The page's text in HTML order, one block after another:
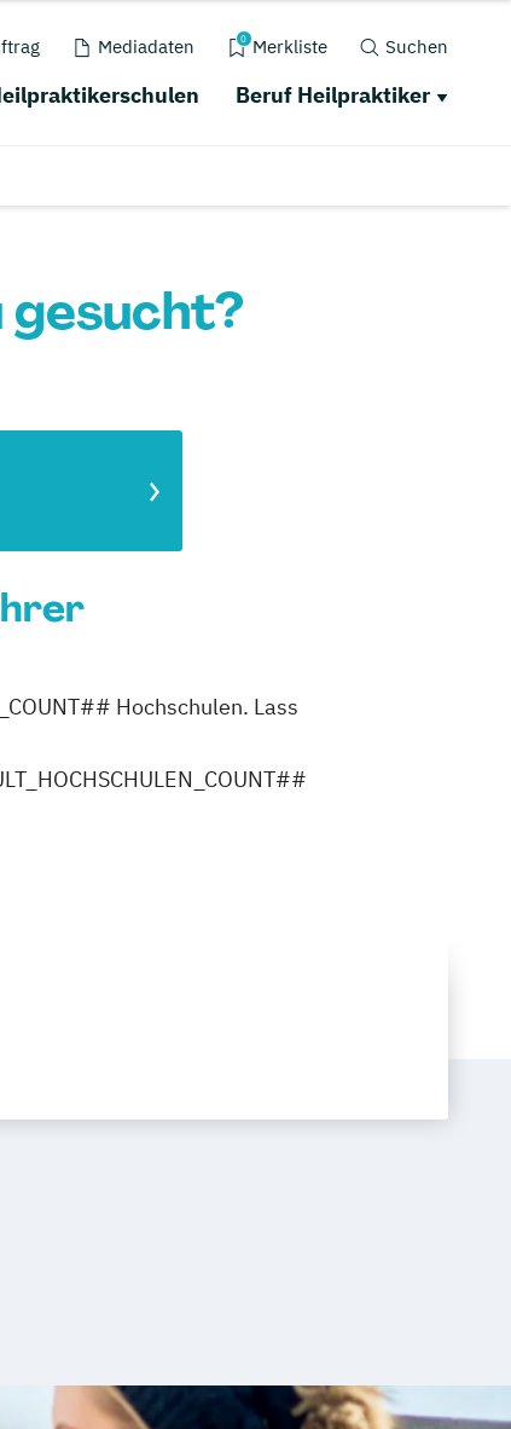
Mediadaten 0 Merkliste Suchen
Beruf Heilpraktiker
gesucht?
Hochschulen. Lass